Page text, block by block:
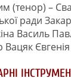
(тенор) –
ради
Василь